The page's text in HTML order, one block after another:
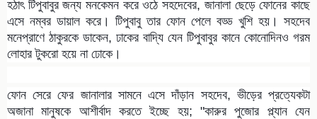
হঠাৎ টিপুবাবুর জন্য মনকেমন করে ওঠে সহদেবের, জানালা ছেড়ে ফোনের কাছে
এসে নম্বর ডায়াল করে। টিপুবাবু তার ফোন পেলে বড্ড খুশি হয়। সহদেব
মনেপ্রাণে ঠাকুরকে ডাকেন, ঢাকের বাদ্যি যেন টিপুবাবুর কানে কোনোদিনও গরম
লোহার টুকরো হয়ে না ঢোকে।
ফোন সেরে ফের জানালার সামনে এসে দাঁড়ান সহদেব, ভীড়ের প্রত্যেকটা
অজানা মানুষকে আশীর্বাদ করতে ইচ্ছে হয়; "কারুর পুজোর প্ল্যান যেন